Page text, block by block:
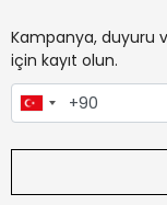
Kampanya, duyuru
için kayıt olun.